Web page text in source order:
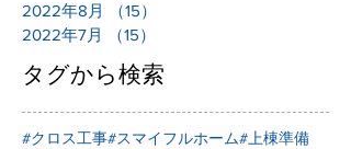
2022年8月
（15）
2022年7月
（15）
タグから検索
#クロス工事#スマイフルホーム#上棟準備